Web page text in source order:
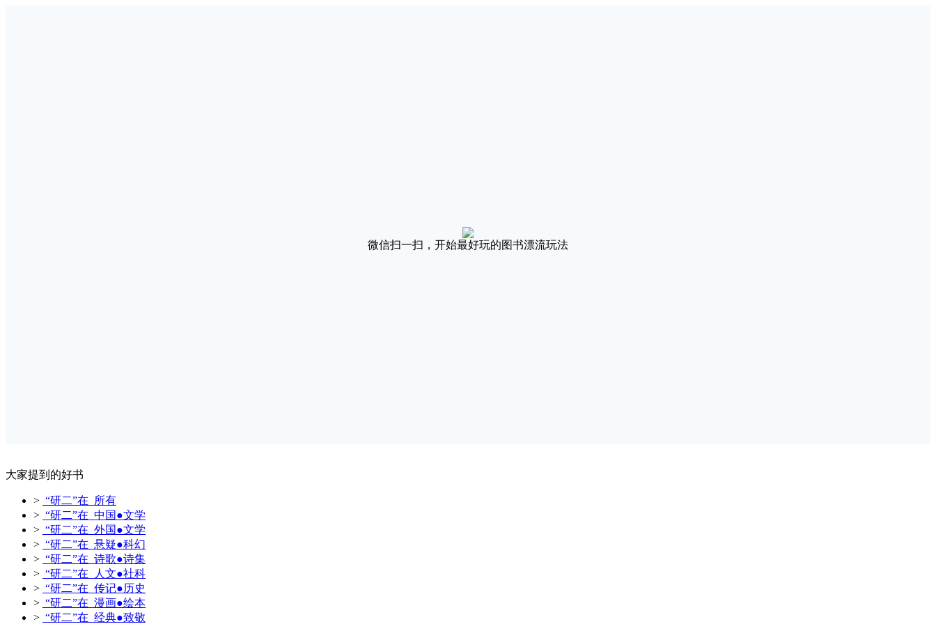
微信扫一扫，开始最好玩的图书漂流玩法
大家提到的好书
> “研二”在 所有
> “研二”在 中国●文学
> “研二”在 外国●文学
> “研二”在 悬疑●科幻
> “研二”在 诗歌●诗集
> “研二”在 人文●社科
> “研二”在 传记●历史
> “研二”在 漫画●绘本
> “研二”在 经典●致敬